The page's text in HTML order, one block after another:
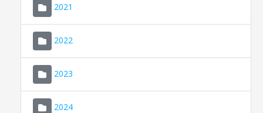
2021
2022
2023
2024